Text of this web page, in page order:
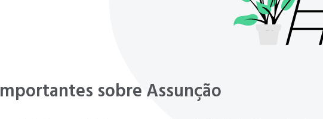
sobre Assunção